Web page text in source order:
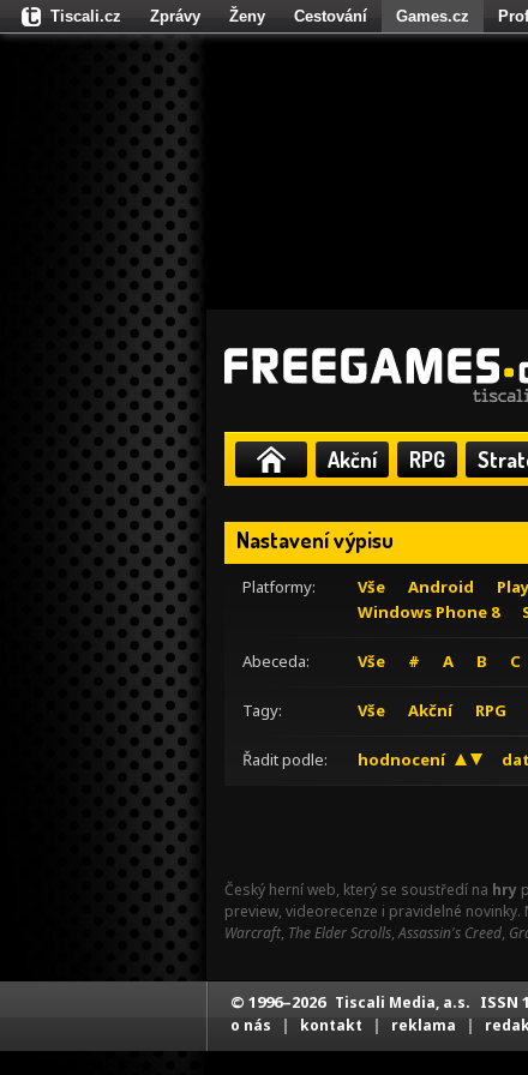
Akční RPG
Nastavení výpisu
Platformy: Vše Android
Windows Phone 8
Abeceda: Vše # A B C
Tagy: Vše Akční RPG
Řadit podle: hodnocení
Český herní web, který se soustředí na hry
preview, videorecenze i pravidelné
Warcraft, The Elder Scrolls,Assassin's Creed,
Tiscali.cz Zprávy Ženy Cestování Games.cz
Fights.cz
© 1996–2026 Tiscali Media, a.s. ISSN
o nás | kontakt | reklama |